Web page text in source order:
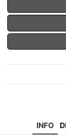
INFO